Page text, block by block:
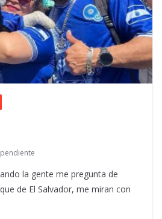
la gente me pregunta de
de El Salvador, me miran con